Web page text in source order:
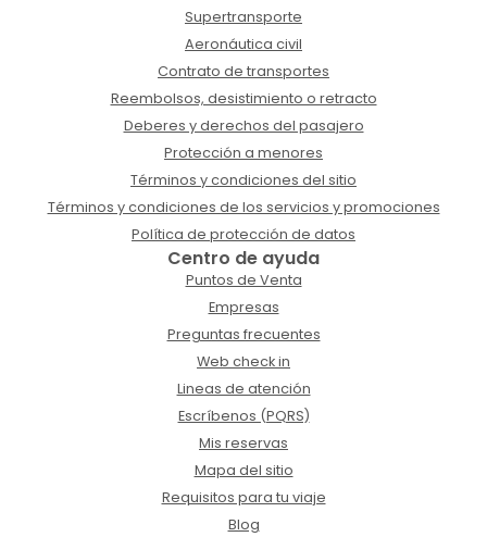
Supertransporte
Aeronáutica civil
Contrato de transportes
Reembolsos, desistimiento o retracto
Deberes y derechos del pasajero
Protección a menores
Términos y condiciones del sitio
Términos y condiciones de los servicios y promociones
Política de protección de datos
Centro de ayuda
Puntos de Venta
Empresas
Preguntas frecuentes
Web check in
Lineas de atención
Escríbenos (PQRS)
Mis reservas
Mapa del sitio
Requisitos para tu viaje
Blog